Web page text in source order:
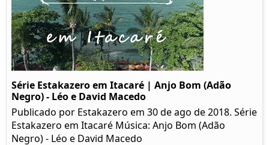
Série Estakazero em Itacaré | Anjo Bom (Adão
Negro) - Léo e David Macedo
Publicado por Estakazero em 30 de ago de 2018. Série
Estakazero em Itacaré Música: Anjo Bom (Adão
Negro) - Léo e David Macedo